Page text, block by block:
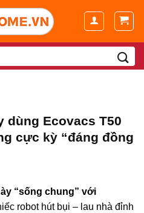
dùng Ecovacs T50
cực kỳ “đáng đồng
“sống chung” với
robot hút bụi – lau nhà đỉnh